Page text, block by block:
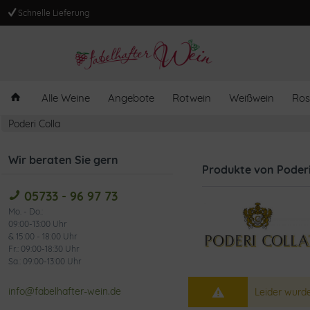
Schnelle Lieferung
Alle Weine Angebote Rotwein Weißwein
Poderi Colla
Wir beraten Sie gern
05733 - 96 97 73
Mo. - Do.:
09:00-13:00 Uhr
& 15:00 - 18:00 Uhr
Fr.: 09:00-18:30 Uhr
Sa.: 09:00-13:00 Uhr
info@fabelhafter-wein.de
Produkte von
Leider